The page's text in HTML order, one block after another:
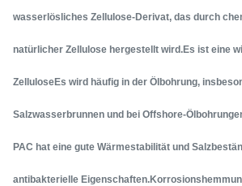
wasserlösliches Zellulose-Derivat, das durch
natürlicher Zellulose hergestellt wird.Es ist eine
ZelluloseEs wird häufig in der Ölbohrung,
Salzwasserbrunnen und bei Offshore-
PAC hat eine gute Wärmestabilität und
antibakterielle